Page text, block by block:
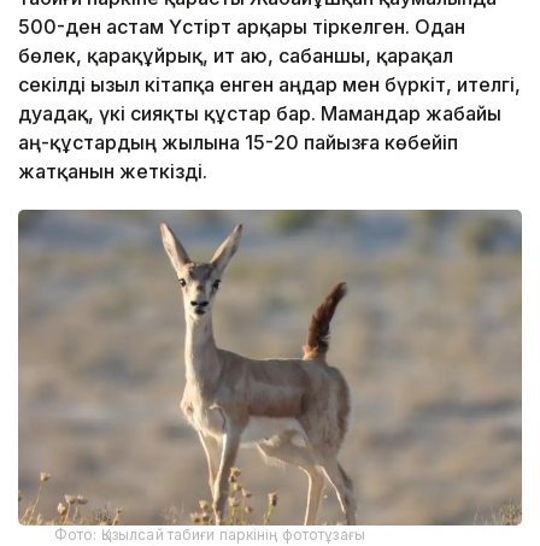
500-ден астам Үстірт арқары тіркелген. Одан
бөлек, қарақұйрық, ит аю, сабаншы, қарақал
секілді Қызыл кітапқа енген аңдар мен бүркіт, ителгі,
дуадақ, үкі сияқты құстар бар. Мамандар жабайы
аң-құстардың жылына 15-20 пайызға көбейіп
жатқанын жеткізді.
Фото: Қызылсай табиғи паркінің фототұзағы